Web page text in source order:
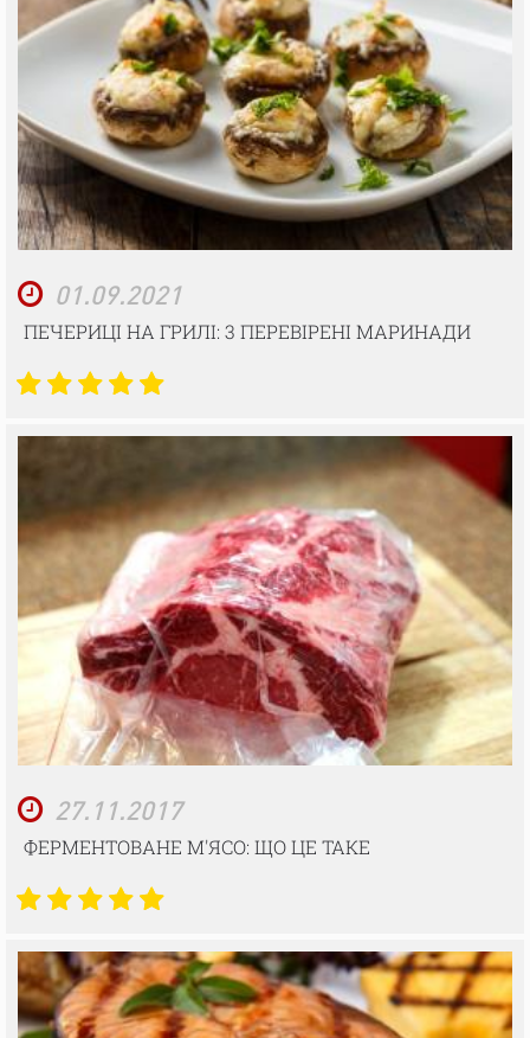
01.09.2021
ПЕЧЕРИЦІ НА ГРИЛІ: 3 ПЕРЕВІРЕНІ МАРИНАДИ
27.11.2017
ФЕРМЕНТОВАНЕ М'ЯСО: ЩО ЦЕ ТАКЕ